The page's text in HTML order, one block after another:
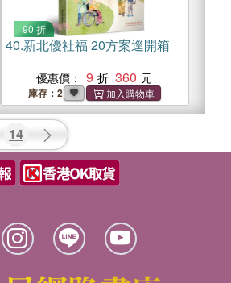
90 折
40.新北優社福 20方案逕開箱
優惠價： 9 360
庫存：2
14